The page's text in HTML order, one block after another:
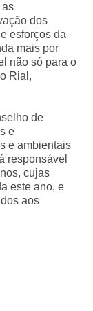
as
dos
esforços da
mais por
não só para o
Rial,
de
e
e ambientais
responsável
cujas
este ano, e
aos